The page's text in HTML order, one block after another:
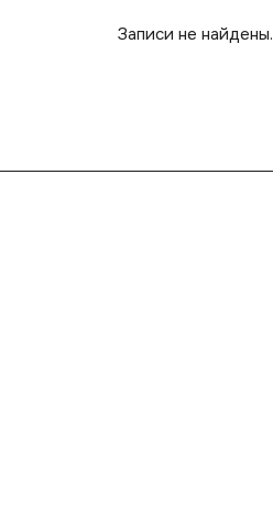
Записи не найдены.